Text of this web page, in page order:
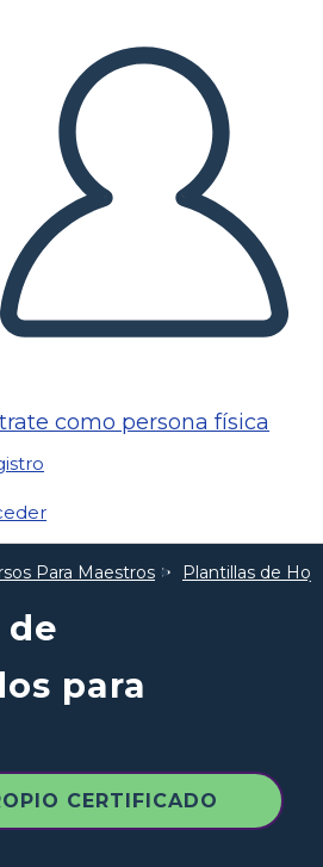
como persona física
Para Maestros Plantillas de
para
CERTIFICADO